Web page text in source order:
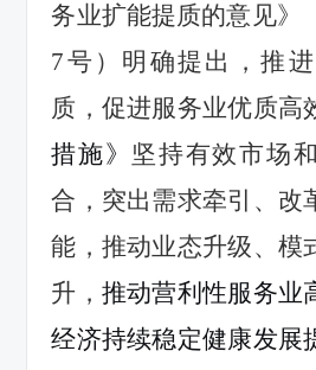
务业扩能提质的意见》
7号） 明确提出
，推
质，促进服务业优质高
措施》 坚持有效市场
合，突出需求牵引、改
能，推动业态升级、模
升 ， 推动营利性服务业
经济持续稳定健康发展